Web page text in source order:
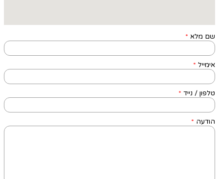
שם מלא *
אימייל *
טלפון / נייד *
הודעה *